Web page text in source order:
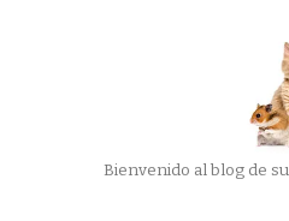
Bienvenido al blog de